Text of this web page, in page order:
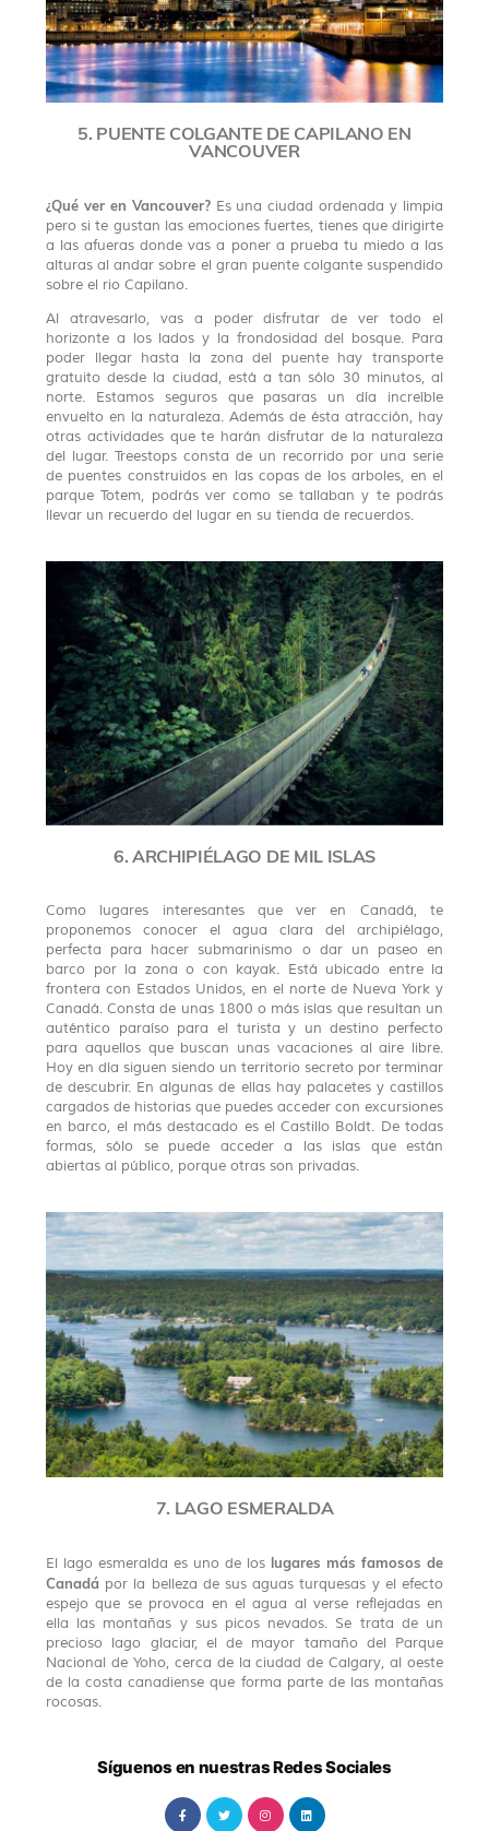
5. PUENTE COLGANTE DE CAPILANO EN
VANCOUVER
¿Qué ver en Vancouver?Es una ciudad ordenada y limpia
pero si te gustan las emociones fuertes, tienes que dirigirte
a las afueras donde vas a poner a prueba tu miedo a las
alturas al andar sobre el gran puente colgante suspendido
sobre el rio Capilano.
Al atravesarlo, vas a poder disfrutar de ver todo el
horizonte a los lados y la frondosidad del bosque. Para
poder llegar hasta la zona del puente hay transporte
gratuito desde la ciudad, está a tan sólo 30 minutos, al
norte. Estamos seguros que pasaras un día increíble
envuelto en la naturaleza. Además de ésta atracción, hay
otras actividades que te harán disfrutar de la naturaleza
del lugar. Treestops consta de un recorrido por una serie
de puentes construidos en las copas de los arboles, en el
parque Totem, podrás ver como se tallaban y te podrás
llevar un recuerdo del lugar en su tienda de recuerdos.
6. ARCHIPIÉLAGO DE MIL ISLAS
Como lugares interesantes que ver en Canadá, te
proponemos conocer el agua clara del archipiélago,
perfecta para hacer submarinismo o dar un paseo en
barco por la zona o con kayak. Está ubicado entre la
frontera con Estados Unidos, en el norte de Nueva York y
Canadá. Consta de unas 1800 o más islas que resultan un
auténtico paraíso para el turista y un destino perfecto
para aquellos que buscan unas vacaciones al aire libre.
Hoy en día siguen siendo un territorio secreto por terminar
de descubrir. En algunas de ellas hay palacetes y castillos
cargados de historias que puedes acceder con excursiones
en barco, el más destacado es el Castillo Boldt. De todas
formas, sólo se puede acceder a las islas que están
abiertas al público, porque otras son privadas.
7. LAGO ESMERALDA
El lago esmeralda es uno de los lugares más famosos de
Canadá por la belleza de sus aguas turquesas y el efecto
espejo que se provoca en el agua al verse reflejadas en
ella las montañas y sus picos nevados. Se trata de un
precioso lago glaciar, el de mayor tamaño del Parque
Nacional de Yoho, cerca de la ciudad de Calgary, al oeste
de la costa canadiense que forma parte de las montañas
rocosas.
Síguenos en nuestras Redes Sociales